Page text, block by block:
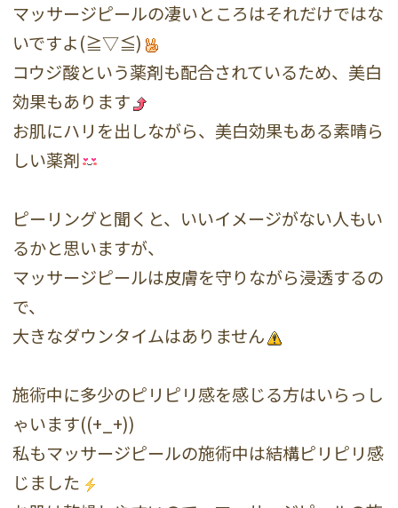
マッサージピールの凄いところはそれだけではな
いですよ(≧▽≦)
コウジ酸という薬剤も配合されているため、美白
効果もあります
お肌にハリを出しながら、美白効果もある素晴ら
しい薬剤
ピーリングと聞くと、いいイメージがない人もい
るかと思いますが、
マッサージピールは皮膚を守りながら浸透するの
で、
大きなダウンタイムはありません
施術中に多少のピリピリ感を感じる方はいらっし
ゃいます((+_+))
私もマッサージピールの施術中は結構ピリピリ感
じました